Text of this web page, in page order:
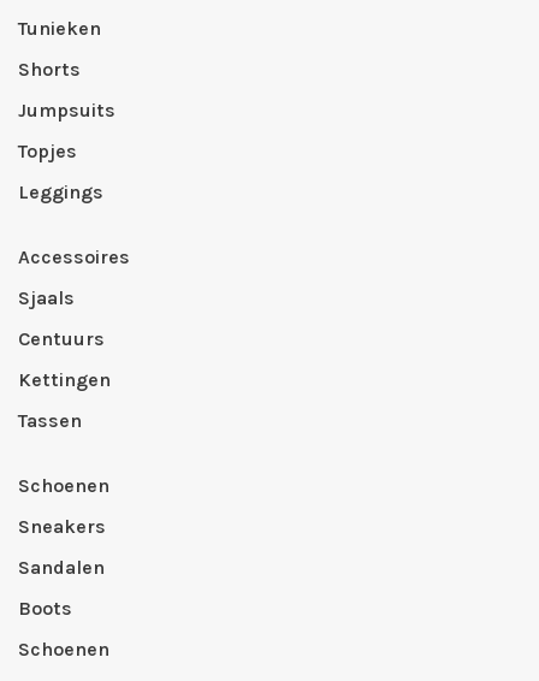
Tunieken
Shorts
Jumpsuits
Topjes
Leggings
Accessoires
Sjaals
Centuurs
Kettingen
Tassen
Schoenen
Sneakers
Sandalen
Boots
Schoenen